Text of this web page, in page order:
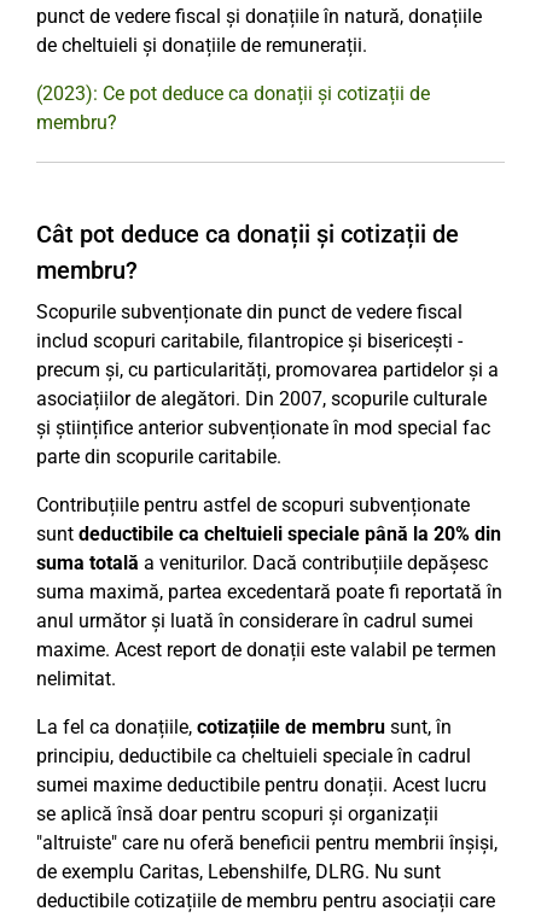
punct de vedere fiscal și donațiile în natură, donațiile
de cheltuieli și donațiile de remunerații.
(2023): Ce pot deduce ca donații și cotizații de
membru?
Cât pot deduce ca donații și cotizații de
membru?
Scopurile subvenționate din punct de vedere fiscal
includ scopuri caritabile, filantropice și bisericești -
precum și, cu particularități, promovarea partidelor și a
asociațiilor de alegători. Din 2007, scopurile culturale
și științifice anterior subvenționate în mod special fac
parte din scopurile caritabile.
Contribuțiile pentru astfel de scopuri subvenționate
sunt deductibile ca cheltuieli speciale până la 20% din
suma totală a veniturilor. Dacă contribuțiile depășesc
suma maximă, partea excedentară poate fi reportată în
anul următor și luată în considerare în cadrul sumei
maxime. Acest report de donații este valabil pe termen
nelimitat.
La fel ca donațiile, cotizațiile de membru sunt, în
principiu, deductibile ca cheltuieli speciale în cadrul
sumei maxime deductibile pentru donații. Acest lucru
se aplică însă doar pentru scopuri și organizații
"altruiste" care nu oferă beneficii pentru membrii înșiși,
de exemplu Caritas, Lebenshilfe, DLRG. Nu sunt
deductibile cotizațiile de membru pentru asociații care